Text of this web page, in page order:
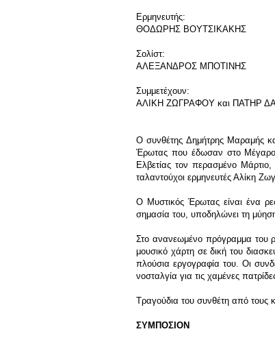
Ερμηνευτής:
ΘΟΔΩΡΗΣ ΒΟΥΤΣΙΚΑΚΗΣ
Σολίστ:
ΑΛΕΞΑΝΔΡΟΣ ΜΠΟΤΙΝΗΣ
Συμμετέχουν:
ΑΛΙΚΗ ΖΩΓΡΑΦΟΥ και ΠΑΤΗΡ
Ο συνθέτης Δημήτρης Μαραμής
Έρωτας που έδωσαν στο
Ελβετίας τον περασμένο
ταλαντούχοι ερμηνευτές Αλίκη
Ο Μυστικός Έρωτας είναι ένα
σημασία του, υποδηλώνει τη
Στο ανανεωμένο πρόγραμμα του
μουσικό χάρτη σε δική του
πλούσια εργογραφία του. Οι
νοσταλγία για τις χαμένες
Τραγούδια του συνθέτη από τους
ΣΥΜΠΟΣΙΟΝ